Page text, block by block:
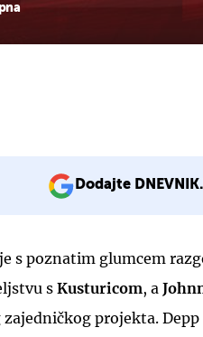
Dodajte
s poznatim glumcem
s Kusturicom, a
zajedničkog projekta.